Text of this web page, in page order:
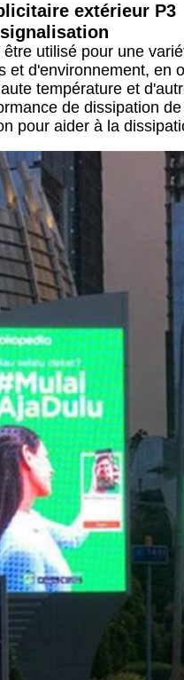
extérieur P3
utilisé pour une
et d'environnement, en
température et
de dissipation
pour aider à la